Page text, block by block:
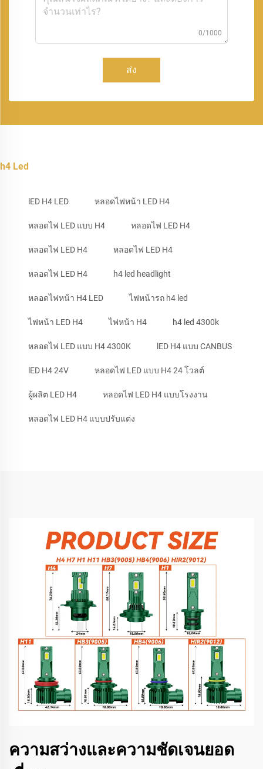
0/1000
ส่ง
h4 Led
lED H4 LED หลอดไฟหน้า LED H4
หลอดไฟ LED แบบ H4 หลอดไฟ LED H4
หลอดไฟ LED H4 หลอดไฟ LED H4
หลอดไฟ LED H4 h4 led headlight
หลอดไฟหน้า H4 LED ไฟหน้ารถ h4 led
ไฟหน้า LED H4 ไฟหน้า H4 h4 led 4300k
หลอดไฟ LED แบบ H4 4300K lED H4 แบบ CANBUS
lED H4 24V หลอดไฟ LED แบบ H4 24 โวลต์
ผู้ผลิต LED H4 หลอดไฟ LED H4 แบบโรงงาน
หลอดไฟ LED H4 แบบปรับแต่ง
ความสว่างและความชัดเจนยอด